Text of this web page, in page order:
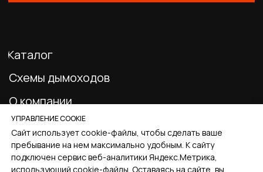
УПРАВЛЕНИЕ COOKIE
Сайт использует cookie-файлы, чтобы сделать ваше
пребывание на нем максимально удобным. К cайту
подключен сервис веб-аналитики Яндекс.Метрика,
использующий cookie-файлы. Оставаясь на сайте, вы